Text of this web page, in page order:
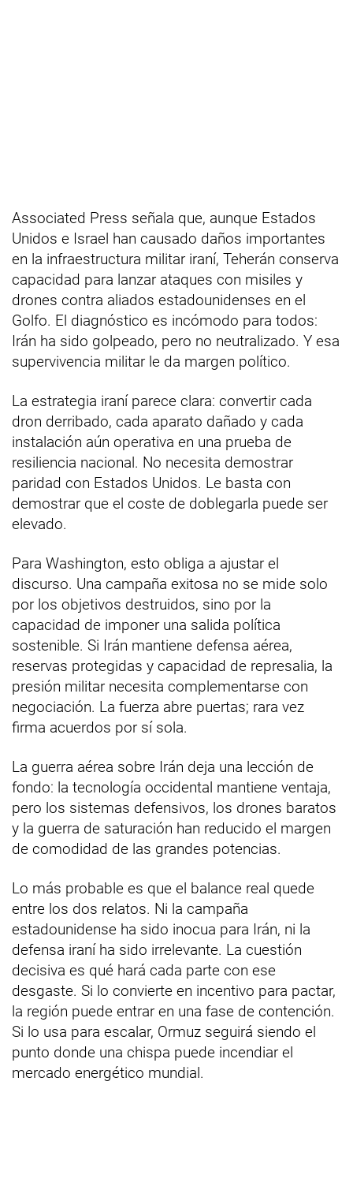
Associated Press señala que, aunque Estados
Unidos e Israel han causado daños importantes
en la infraestructura militar iraní, Teherán conserva
capacidad para lanzar ataques con misiles y
drones contra aliados estadounidenses en el
Golfo. El diagnóstico es incómodo para todos:
Irán ha sido golpeado, pero no neutralizado. Y esa
supervivencia militar le da margen político.
La estrategia iraní parece clara: convertir cada
dron derribado, cada aparato dañado y cada
instalación aún operativa en una prueba de
resiliencia nacional. No necesita demostrar
paridad con Estados Unidos. Le basta con
demostrar que el coste de doblegarla puede ser
elevado.
Para Washington, esto obliga a ajustar el
discurso. Una campaña exitosa no se mide solo
por los objetivos destruidos, sino por la
capacidad de imponer una salida política
sostenible. Si Irán mantiene defensa aérea,
reservas protegidas y capacidad de represalia, la
presión militar necesita complementarse con
negociación. La fuerza abre puertas; rara vez
firma acuerdos por sí sola.
La guerra aérea sobre Irán deja una lección de
fondo: la tecnología occidental mantiene ventaja,
pero los sistemas defensivos, los drones baratos
y la guerra de saturación han reducido el margen
de comodidad de las grandes potencias.
Lo más probable es que el balance real quede
entre los dos relatos. Ni la campaña
estadounidense ha sido inocua para Irán, ni la
defensa iraní ha sido irrelevante. La cuestión
decisiva es qué hará cada parte con ese
desgaste. Si lo convierte en incentivo para pactar,
la región puede entrar en una fase de contención.
Si lo usa para escalar, Ormuz seguirá siendo el
punto donde una chispa puede incendiar el
mercado energético mundial.